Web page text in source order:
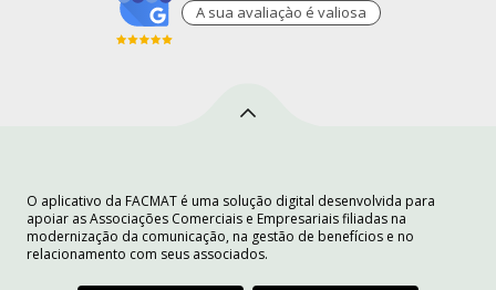
A sua avaliaçào é valiosa
O aplicativo da FACMAT é uma solução digital desenvolvida para
apoiar as Associações Comerciais e Empresariais filiadas na
modernização da comunicação, na gestão de benefícios e no
relacionamento com seus associados.